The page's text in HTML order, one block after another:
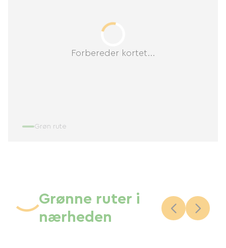
Forbereder kortet...
Grøn rute
Grønne ruter i
nærheden